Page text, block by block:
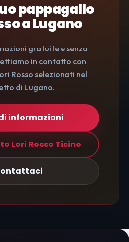
pappagallo
a Lugano
gratuite e senza
in contatto con
Rosso selezionati nel
di Lugano.
informazioni
Lori Rosso Ticino